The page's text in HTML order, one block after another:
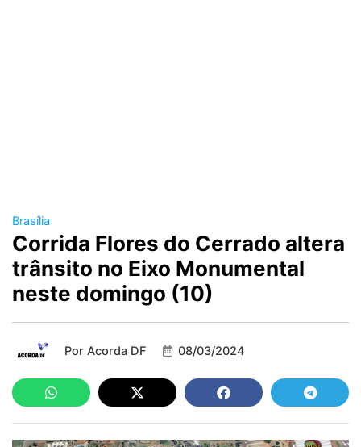
Brasília
Corrida Flores do Cerrado altera
trânsito no Eixo Monumental
neste domingo (10)
Por Acorda DF 08/03/2024